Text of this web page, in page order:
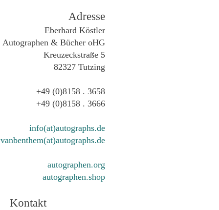
Adresse
Eberhard Köstler
Autographen & Bücher oHG
Kreuzeckstraße 5
82327 Tutzing
+49 (0)8158 . 3658
+49 (0)8158 . 3666
info(at)autographs.de
vanbenthem(at)autographs.de
autographen.org
autographen.shop
Kontakt